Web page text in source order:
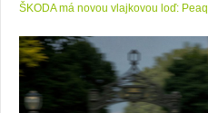
ŠKODA má novou vlajkovou loď: Peaq